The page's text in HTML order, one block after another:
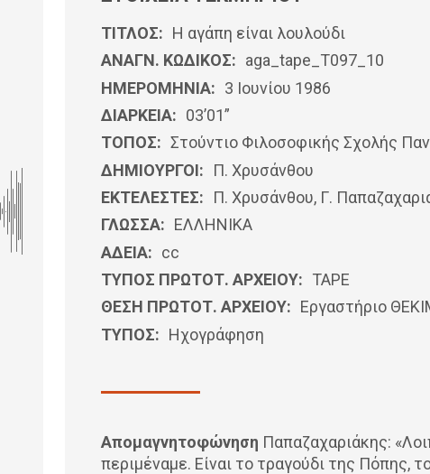
ΤΙΤΛΟΣ: Η αγάπη είναι λουλούδι
ΑΝΑΓΝ. ΚΩΔΙΚΟΣ: aga_tape_T097_10
ΗΜΕΡΟΜΗΝΊΑ: 3 Ιουνίου 1986
ΔΙΑΡΚΕΙΑ: 03’01”
ΤΟΠΟΣ: Στούντιο Φιλοσοφικής Σχολής
ΔΗΜΙΟΥΡΓΟΙ:
Π. Χρυσάνθου
ΕΚΤΕΛΕΣΤΕΣ:
Π. Χρυσάνθου, Γ.
ΓΛΩΣΣΑ: ΕΛΛΗΝΙΚΆ
ΑΔΕΙΑ: cc
ΤΥΠΟΣ ΠΡΩΤΟΤ. ΑΡΧΕΙΟΥ: ΤΑΡΕ
ΘΕΣΗ ΠΡΩΤΟΤ. ΑΡΧΕΙΟΥ: Εργαστήριο
ΤΥΠΟΣ: Ηχογράφηση
Απομαγνητοφώνηση Παπαζαχαριάκης:
περιμέναμε. Είναι το τραγούδι της Πόπης,